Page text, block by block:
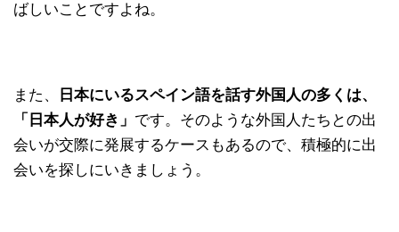
ばしいことですよね。
また、
日本にいるスペイン語を話す外国人の多くは、
「日本人が好き」 です。そのような外国人たちとの出
会いが交際に発展するケースもあるので、積極的に出
会いを探しにいきましょう。